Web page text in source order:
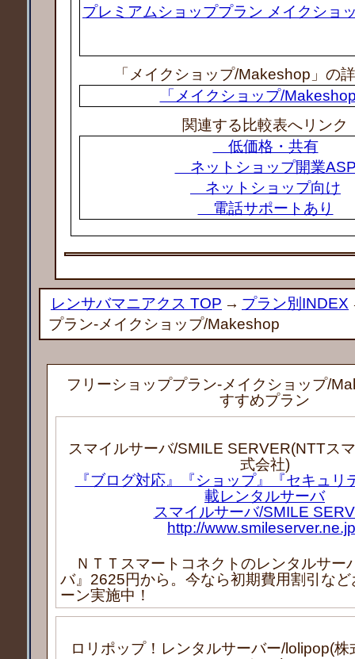
プレミアムショッププラン メイクショ
「メイクショップ/Makeshop」の
「メイクショップ/
関連する比較表へリンク
低価格・共有
ネットショップ開業
ネットショップ向け
電話サポートあり
レンサバマニアクス TOP → プラン別INDEX
プラン-メイクショップ/Makeshop
フリーショッププラン-メイクショップ/
すすめプラン
スマイルサーバ/SMILE SERVER(NTTス
式会社)
『ブログ対応』『ショップ』『セキュリ
載レンタルサーバ
スマイルサーバ/SMILE
http://
ＮＴＴスマートコネクトのレンタルサー
バ』2625円から。今なら初期費用割引な
ーン実施中！
ロリポップ！レンタルサーバー/lolipop(